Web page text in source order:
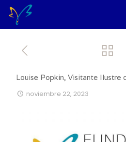
Louise Popkin, Visitante Ilustre
noviembre 22, 2023